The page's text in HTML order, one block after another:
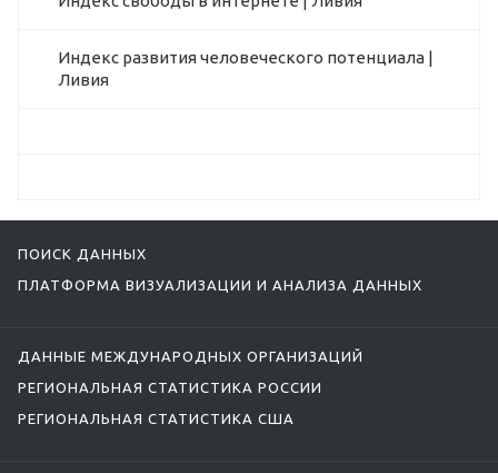
Индекс развития человеческого потенциала |
Ливия
ПОИСК ДАННЫХ
ПЛАТФОРМА ВИЗУАЛИЗАЦИИ И АНАЛИЗА ДАННЫХ
ДАННЫЕ МЕЖДУНАРОДНЫХ ОРГАНИЗАЦИЙ
РЕГИОНАЛЬНАЯ СТАТИСТИКА РОССИИ
РЕГИОНАЛЬНАЯ СТАТИСТИКА США